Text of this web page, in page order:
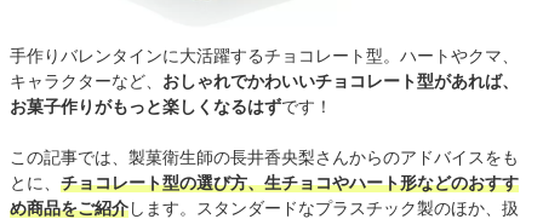
手作りバレンタインに大活躍するチョコレート型。ハートやクマ、
キャラクターなど、 おしゃれでかわいいチョコレート型があれば、
お菓子作りがもっと楽しくなるはずです！
この記事では、製菓衛生師の長井香央梨さんからのアドバイスをも
とに、 チョコレート型の選び方、生チョコやハート形などのおすす
め商品をご紹介します。スタンダードなプラスチック製のほか、扱